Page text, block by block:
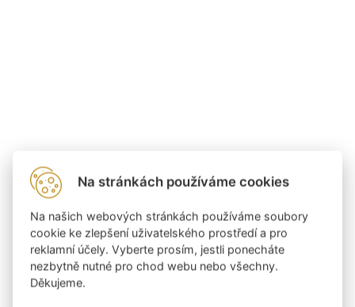
Na stránkách používáme cookies
Na našich webových stránkách používáme soubory
cookie ke zlepšení uživatelského prostředí a pro
reklamní účely. Vyberte prosím, jestli ponecháte
nezbytně nutné pro chod webu nebo všechny.
Děkujeme.